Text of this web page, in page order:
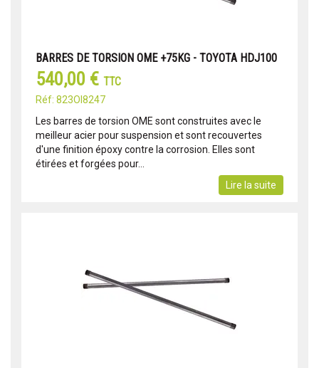
BARRES DE TORSION OME +75KG - TOYOTA HDJ100
540,00 € TTC
Réf: 823OI8247
Les barres de torsion OME sont construites avec le
meilleur acier pour suspension et sont recouvertes
d'une finition époxy contre la corrosion. Elles sont
étirées et forgées pour...
Lire la suite